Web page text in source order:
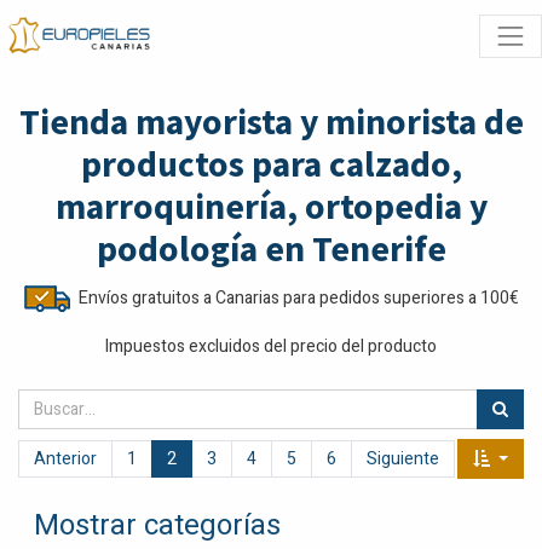
Tienda mayorista y minorista de
productos para calzado,
marroquinería, ortopedia y
podología en Tenerife
Envíos gratuitos a Canarias para pedidos superiores a 100€
Impuestos excluidos del precio del producto
Anterior 1 2 3 4 5 6 Siguiente
Mostrar categorías